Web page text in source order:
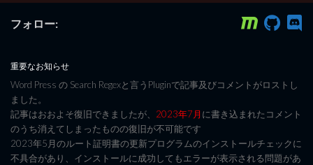
フォロー:
重要なお知らせ
Word Press の Search Regexと言うPluginで記事及びコメントがロストし
ました。
記事はおおよそ復旧できましたが、 2023年7月に書き込まれたコメント
のうち消えてしまったものの復旧が不可能です
2023年5月のルート証明書の更新プログラムのインストールチェックに
不具合があり、インストールに成功してもエラーが表示される問題があ